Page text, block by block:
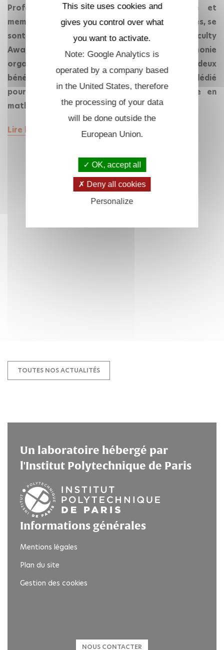
Professeur Monge à l'École polytechnique et
membre du Centre de Mathématiques appliquées, se
sont vu remettre le Shiing-Shen Chern Young Faculty
Award le 24 novembre 2025 lors d'une cérémonie
organisée à l'École polytechnique. Tous deux
bénéficieront pendant trois ans d'un budget dédié
pour développer leurs projets de recherche en
mathématiques.
Lire la suite
TOUTES NOS ACTUALITÉS
Un laboratoire hébergé par
l'Institut Polytechnique de Paris
Informations générales
Mentions légales
Plan du site
Gestion des cookies
NOUS CONTACTER
This site uses cookies and
gives you control over what
you want to activate.
Note: Google Analytics is
operated by a company based
in the United States, therefore
the processing of your data
will be done outside the
European Union.
OK, accept all
Deny all cookies
Personalize